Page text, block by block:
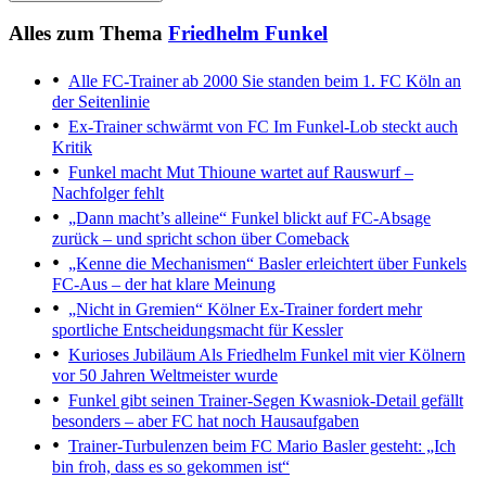
Alles zum Thema Friedhelm Funkel
Alle FC-Trainer ab 2000 Sie standen beim 1. FC Köln an
der Seitenlinie
Ex-Trainer schwärmt von FC Im Funkel-Lob steckt auch
Kritik
Funkel macht Mut Thioune wartet auf Rauswurf –
Nachfolger fehlt
„Dann macht’s alleine“ Funkel blickt auf FC-Absage
zurück – und spricht schon über Comeback
„Kenne die Mechanismen“ Basler erleichtert über Funkels
FC-Aus – der hat klare Meinung
„Nicht in Gremien“ Kölner Ex-Trainer fordert mehr
sportliche Entscheidungsmacht für Kessler
Kurioses Jubiläum Als Friedhelm Funkel mit vier Kölnern
vor 50 Jahren Weltmeister wurde
Funkel gibt seinen Trainer-Segen Kwasniok-Detail gefällt
besonders – aber FC hat noch Hausaufgaben
Trainer-Turbulenzen beim FC Mario Basler gesteht: „Ich
bin froh, dass es so gekommen ist“